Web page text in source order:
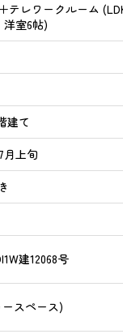
テレワークルーム
洋室6帖)
建て
月上旬
建12068号
スペース)